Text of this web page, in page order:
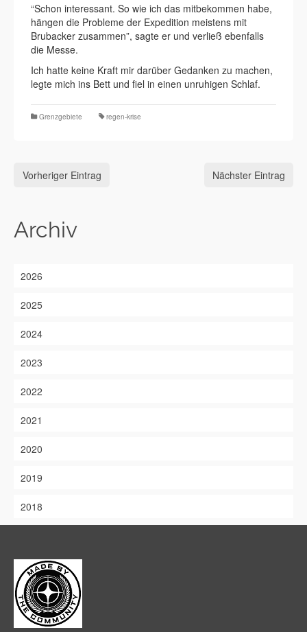
“Schon interessant. So wie ich das mitbekommen habe,
hängen die Probleme der Expedition meistens mit
Brubacker zusammen”, sagte er und verließ ebenfalls
die Messe.
Ich hatte keine Kraft mir darüber Gedanken zu machen,
legte mich ins Bett und fiel in einen unruhigen Schlaf.
Grenzgebiete regen-krise
Vorheriger Eintrag Nächster Eintrag
Archiv
2026
2025
2024
2023
2022
2021
2020
2019
2018